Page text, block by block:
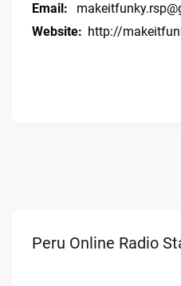
Email:
Website: http://
Peru Online Radio